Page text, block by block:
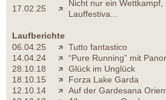
17.02.25
Nicht nur ein
Lauffestiva...
Laufberichte
06.04.25
Tutto fantastico
14.04.24
“Pure Running” mit
28.10.18
Glück im Unglück
18.10.15
Forza Lake Garda
12.10.14
Auf der Gardesana